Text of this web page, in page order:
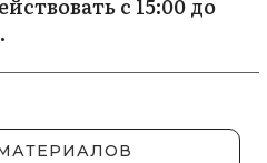
с 15:00 до